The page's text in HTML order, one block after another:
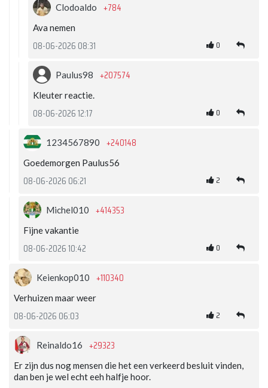
Clodoaldo +784
Ava nemen
08-06-2026 08:31 0
Paulus98 +207574
Kleuter reactie.
08-06-2026 12:17 0
1234567890 +240148
Goedemorgen Paulus56
08-06-2026 06:21 2
Michel010 +414353
Fijne vakantie
08-06-2026 10:42 0
Keienkop010 +110340
Verhuizen maar weer
08-06-2026 06:03 2
Reinaldo16 +29323
Er zijn dus nog mensen die het een verkeerd besluit vinden,
dan ben je wel echt eeh halfje hoor.